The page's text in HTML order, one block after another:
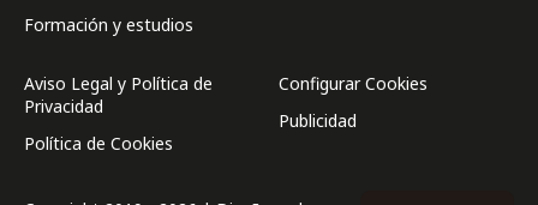
Formación y estudios
Aviso Legal y Política de
Privacidad
Política de Cookies
Configurar Cookies
Publicidad